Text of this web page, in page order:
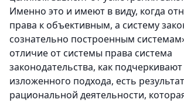
Именно это и имеют в виду, когда
права к объективным, а систему
сознательно построенным
отличие от системы права система
законодательства, как
изложенного подхода, есть
рациональной деятельности,